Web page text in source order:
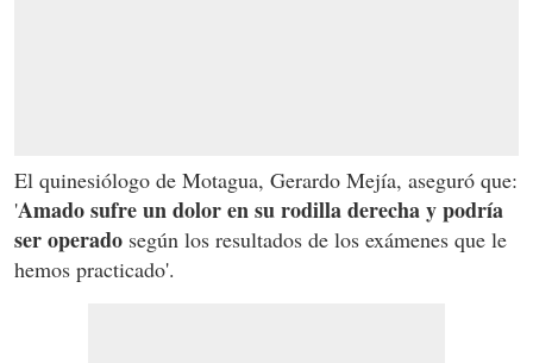
El quinesiólogo de Motagua, Gerardo Mejía, aseguró que:
'Amado sufre un dolor en su rodilla derechay podría
ser operado según los resultados de los exámenes que le
hemos practicado'.